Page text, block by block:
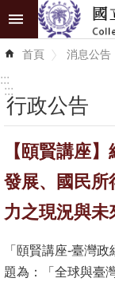
跳到主要內容區塊
進
階
識
學
術
單
首頁 消息公告
:::
:::
行政公告
【頤賢講座
發展、國民所
力之現況與未
「頤賢講座-臺灣
題為：「全球與臺